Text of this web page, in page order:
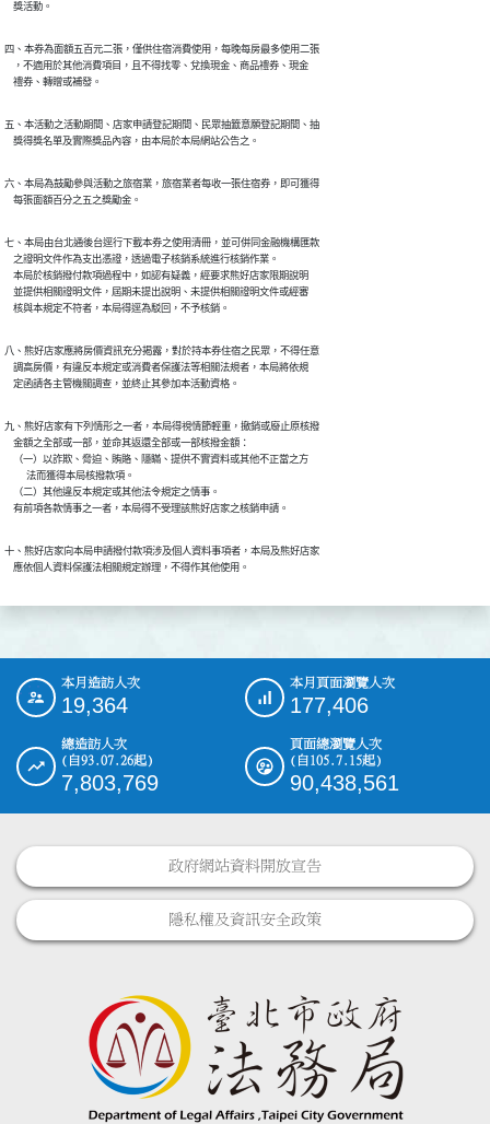
    獎活動。
四、本券為面額五百元二張，僅供住宿消費使用，每晚每房最多使用二張
    ，不適用於其他消費項目，且不得找零、兌換現金、商品禮券、現金
    禮券、轉贈或補發。
五、本活動之活動期間、店家申請登記期間、民眾抽籤意願登記期間、抽
    獎得獎名單及實際獎品內容，由本局於本局網站公告之。
六、本局為鼓勵參與活動之旅宿業，旅宿業者每收一張住宿券，即可獲得
    每張面額百分之五之獎勵金。
七、本局由台北通後台逕行下載本券之使用清冊，並可併同金融機構匯款
    之證明文件作為支出憑證，透過電子核銷系統進行核銷作業。
    本局於核銷撥付款項過程中，如認有疑義，經要求熊好店家限期說明
    並提供相關證明文件，屆期未提出說明、未提供相關證明文件或經審
    核與本規定不符者，本局得逕為駁回，不予核銷。
八、熊好店家應將房價資訊充分揭露，對於持本券住宿之民眾，不得任意
    調高房價，有違反本規定或消費者保護法等相關法規者，本局將依規
    定函請各主管機關調查，並終止其參加本活動資格。
九、熊好店家有下列情形之一者，本局得視情節輕重，撤銷或廢止原核撥
    金額之全部或一部，並命其返還全部或一部核撥金額：
    （一）以詐欺、脅迫、賄賂、隱瞞、提供不實資料或其他不正當之方
          法而獲得本局核撥款項。
    （二）其他違反本規定或其他法令規定之情事。
    有前項各款情事之一者，本局得不受理該熊好店家之核銷申請。
十、熊好店家向本局申請撥付款項涉及個人資料事項者，本局及熊好店家
    應依個人資料保護法相關規定辦理，不得作其他使用。
::: 本月造訪人次
19,364
本月頁面瀏覽人次
177,406
總造訪人次
(自93.07.26起)
7,803,769
頁面總瀏覽人次
(自105.7.15起)
90,438,561
政府網站資料開放宣告
隱私權及資訊安全政策